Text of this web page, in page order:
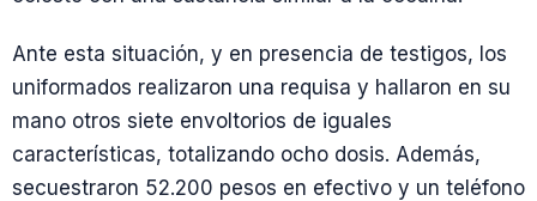
Ante esta situación, y en presencia de testigos, los
uniformados realizaron una requisa y hallaron en su
mano otros siete envoltorios de iguales
características, totalizando ocho dosis. Además,
secuestraron 52.200 pesos en efectivo y un teléfono